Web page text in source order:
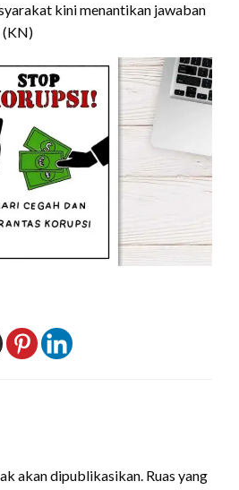
kini menantikan jawaban
(KN)
akan dipublikasikan. Ruas yang